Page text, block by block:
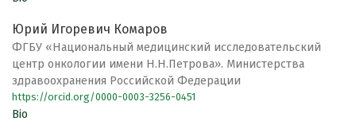
Юрий Игоревич Комаров
ФГБУ «Национальный медицинский исследовательский
центр онкологии имени Н.Н.Петрова». Министерства
здравоохранения Российской Федерации
https://orcid.org/0000-0003-3256-0451
Bio